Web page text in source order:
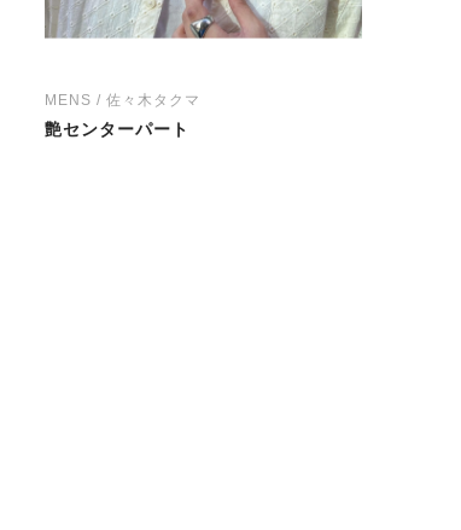
MENS / 佐々木タクマ
艶センターパート